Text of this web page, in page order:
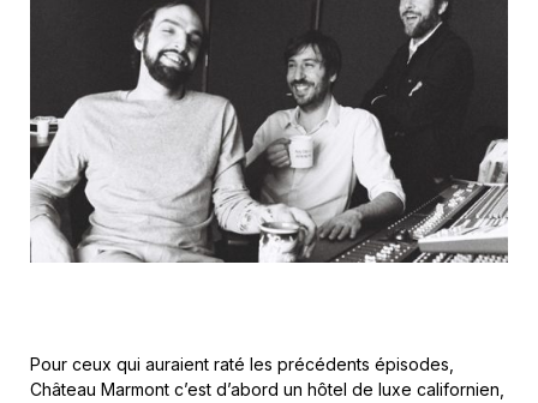
Pour ceux qui auraient raté les précédents épisodes,
Château Marmont c’est d’abord un hôtel de luxe californien,